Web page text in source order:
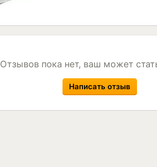
Отзывов пока нет, ваш может
Написать отзыв